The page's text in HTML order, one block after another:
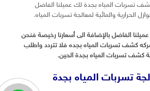
تسربات المياه بجدة لك عميلنا الفاضل
الحرارية والمائية لمعالجة تسربات المياه.
الفاضل بالإضافة الى أسعارنا رخيصة فنحن
كشف تسربات المياه بجده فلا تتردد واطلب
كشف تسربات المياه بجدة الحين.
تسربات المياه بجدة